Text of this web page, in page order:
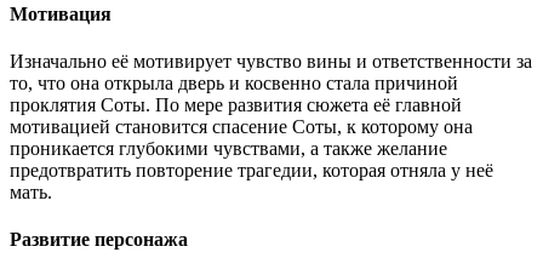
Мотивация
Изначально её мотивирует чувство вины и ответственности за
то, что она открыла дверь и косвенно стала причиной
проклятия Соты. По мере развития сюжета её главной
мотивацией становится спасение Соты, к которому она
проникается глубокими чувствами, а также желание
предотвратить повторение трагедии, которая отняла у неё
мать.
Развитие персонажа